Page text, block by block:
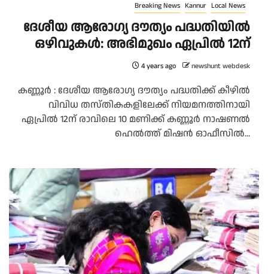
Breaking News Kannur Local News
ദേശീയ ആരോഗ്യ ദൗത്യം പദ്ധതിയില്‍
ഒഴിവുകള്‍: അഭിമുഖം ഏപ്രില്‍ 12ന്
4 years ago newshunt webdesk
കണ്ണൂർ : ദേശീയ ആരോഗ്യ ദൗത്യം പദ്ധതിക്ക് കീഴില്‍
വിവിധ തസ്തികകളിലേക്ക് നിയമനത്തിനായി
ഏപ്രില്‍ 12ന് രാവിലെ 10 മണിക്ക് കണ്ണൂര്‍ നാഷണല്‍
ഹെല്‍ത്ത് മിഷന്‍ ഓഫീസില്‍...